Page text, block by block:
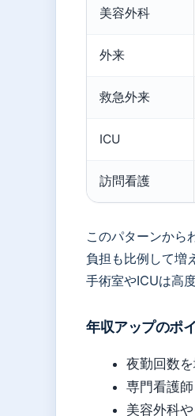
美容外科
外来
救急外来
ICU
訪問看護
このパターンから
負担も比例して増
手術室やICUは高
年収アップのポ
夜勤回数
専門看護
美容外科